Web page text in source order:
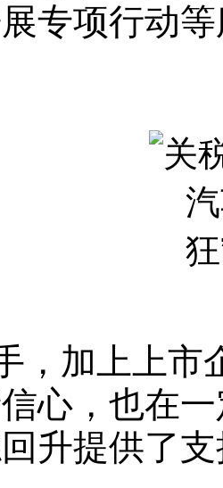
专项行动
，加上上
心，也在
升提供了